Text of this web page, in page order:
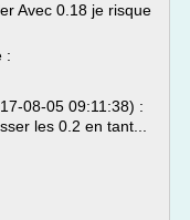
Avec 0.18 je risque
:
08-05 09:11:38) :
les 0.2 en tant...